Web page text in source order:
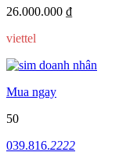
26.000.000 ₫
viettel
Mua ngay
50
039.816.2222